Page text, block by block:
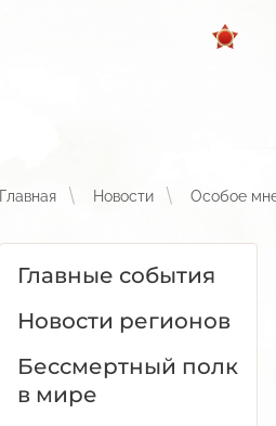
Главная Новости Особое
Главные события
Новости регионов
Бессмертный полк
в мире